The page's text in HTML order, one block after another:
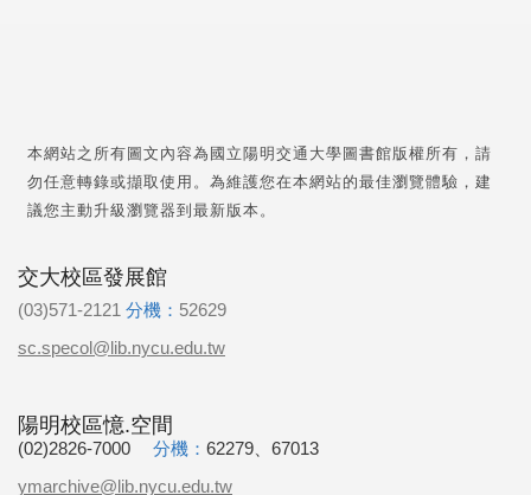
本網站之所有圖文內容為國立陽明交通大學圖書館版權所有，請
勿任意轉錄或擷取使用。為維護您在本網站的最佳瀏覽體驗，建
議您主動升級瀏覽器到最新版本。
交大校區發展館
(03)571-2121 分機： 52629
sc.specol@lib.nycu.edu.tw
陽明校區憶.空間
(02)2826-7000 分機： 62279、67013
ymarchive@lib.nycu.edu.tw